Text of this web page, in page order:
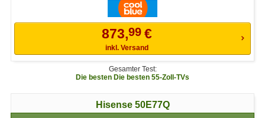
873,99 €
inkl. Versand
Gesamter Test:
Die besten Die besten 55-Zoll-TVs
Hisense 50E77Q